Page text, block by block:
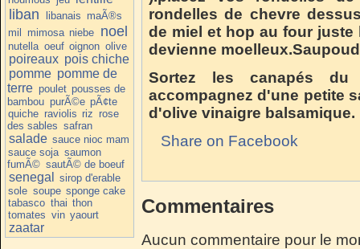
liban libanais maÃ®s
mil mimosa niebe noel
nutella oeuf oignon olive
poireaux pois chiche
pomme pomme de
terre poulet pousses de
bambou purÃ©e pÃ¢te
quiche raviolis riz rose
des sables safran
salade sauce nioc mam
sauce soja saumon
fumÃ© sautÃ© de boeuf
senegal
sirop d'erable
sole soupe sponge cake
tabasco thai thon
tomates vin yaourt
zaatar
rondelles de chevre
de miel et hop au four
devienne
Sortez les canapés
accompagnez d'une petite
d'olive vinaigre balsamique.
Share on Facebook
Commentaires
Aucun commentaire pour le